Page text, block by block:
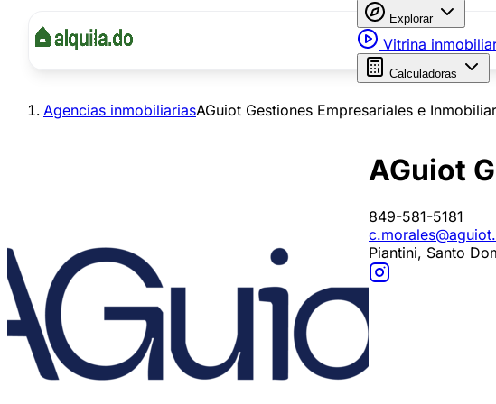
Explorar
Vitrina
Calculadoras
Agencias inmobiliariasAGuiot Gestiones Empresariales e
AGuiot
849-581-5181
Piantini, Santo